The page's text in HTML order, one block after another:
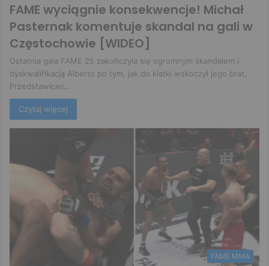
FAME wyciągnie konsekwencje! Michał
Pasternak komentuje skandal na gali w
Częstochowie [WIDEO]
Ostatnia gala FAME 25 zakończyła się ogromnym skandalem i
dyskwalifikacją Alberto po tym, jak do klatki wskoczył jego brat.
Przedstawiciel…
Czytaj więcej
FAME MMA